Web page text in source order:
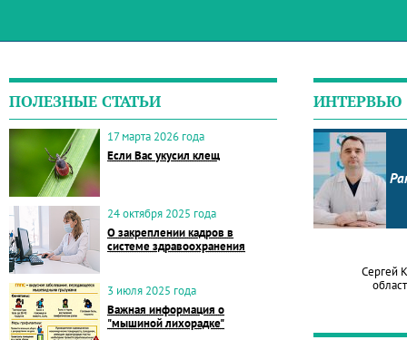
ПОЛЕЗНЫЕ СТАТЬИ
17 марта 2026 года
Если Вас укусил клещ
24 октября 2025 года
О закреплении кадров в
системе здравоохранения
3 июля 2025 года
Важная информация о
"мышиной лихорадке"
ИНТЕРВЬЮ
Сергей